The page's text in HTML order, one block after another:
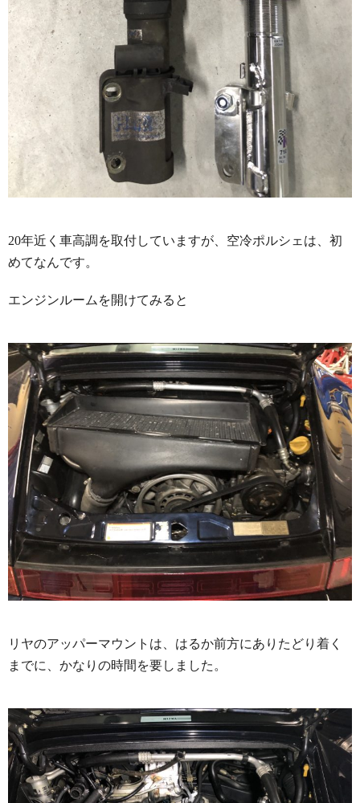
20年近く車高調を取付していますが、 空冷ポルシェは、初
めてなんです。
エンジンルームを開けてみると
リヤのアッパーマウントは、はるか前方にあり たどり着く
までに、かなりの時間を要しました。